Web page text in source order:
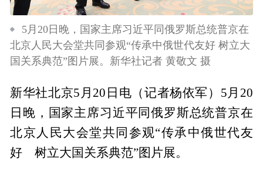
5月20日晚，国家主席习近平同俄罗斯总统普京在
北京人民大会堂共同参观“传承中俄世代友好 树立大
国关系典范”图片展。新华社记者 黄敬文 摄
新华社北京5月20日电（记者杨依军）5月20
日晚，国家主席习近平同俄罗斯总统普京在
北京人民大会堂共同参观“传承中俄世代友
好 树立大国关系典范”图片展。